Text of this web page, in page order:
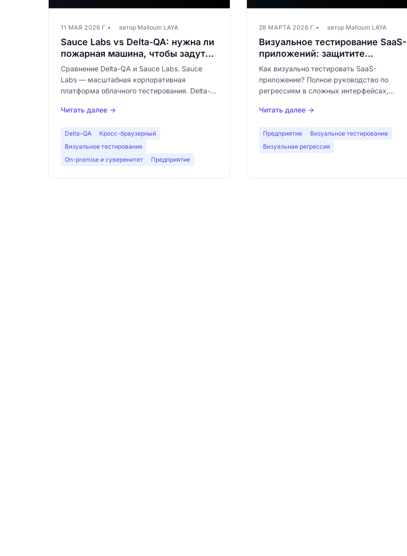
11 МАЯ 2026 Г. автор Malloum LAYA
Sauce Labs vs Delta-QA: нужна ли
пожарная машина, чтобы задуть
свечу?
Сравнение Delta-QA и Sauce Labs. Sauce
Labs — масштабная корпоративная
платформа облачного тестирования. Delta-
тестированию без кода. Узнайте, почему они
вам.
Читать далее →
Delta-QA
Кросс-браузерный
Визуальное тестирование
On-premise и суверенитет
Предприятие
28 МАРТА 2026 Г. автор Malloum LAYA
Визуальное тестирование SaaS-
приложений: защитите
пользовательский опыт
Как визуально тестировать SaaS-
приложение? Полное руководство по
регрессиям в сложных интерфейсах,
Читать далее →
Предприятие
Визуальное тестирование
Визуальная регрессия